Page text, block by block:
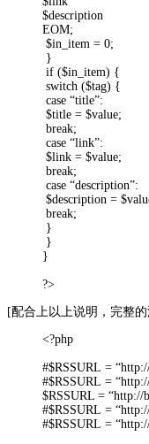
$description
EOM;
$in_item = 0;
}
if ($in_item) {
switch ($tag) {
case “title”:
$title = $value;
break;
case “link”:
$link = $value;
break;
case “description”:
$description =
break;
}
}
}
?>
[配合上以上说明，完整
<?php
#$RSSURL =
#$RSSURL =
$RSSURL = “http://
#$RSSURL =
#$RSSURL =